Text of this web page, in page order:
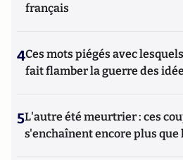
français
4Ces mots piégés avec
fait flamber la guerre des
5L'autre été meurtrier : ces
s'enchaînent encore plus que